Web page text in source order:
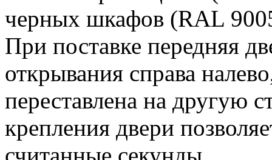
черных шкафов (RAL
При поставке передняя
открывания справа
переставлена на другую
крепления двери
считанные секунды.